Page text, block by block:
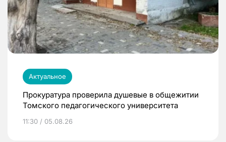
Актуальное
Прокуратура проверила душевые в общежитии
Томского педагогического университета
11:30 / 05.08.26